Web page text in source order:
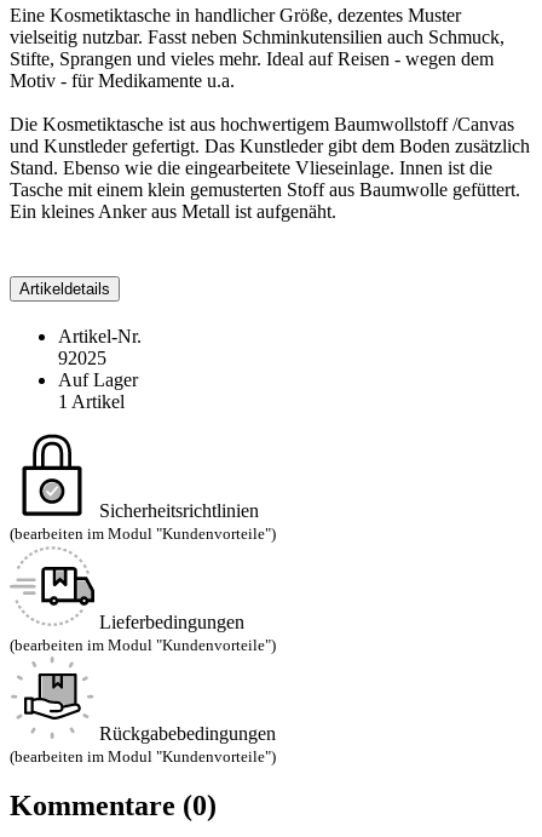
Eine Kosmetiktasche in handlicher Größe, dezentes Muster
vielseitig nutzbar. Fasst neben Schminkutensilien auch Schmuck,
Stifte, Sprangen und vieles mehr. Ideal auf Reisen - wegen dem
Motiv - für Medikamente u.a.
Die Kosmetiktasche ist aus hochwertigem Baumwollstoff /Canvas
und Kunstleder gefertigt. Das Kunstleder gibt dem Boden zusätzlich
Stand. Ebenso wie die eingearbeitete Vlieseinlage. Innen ist die
Tasche mit einem klein gemusterten Stoff aus Baumwolle gefüttert.
Ein kleines Anker aus Metall ist aufgenäht.
Artikeldetails
Artikel-Nr.
92025
Auf Lager
1 Artikel
Sicherheitsrichtlinien
(bearbeiten im Modul "Kundenvorteile")
Lieferbedingungen
(bearbeiten im Modul "Kundenvorteile")
Rückgabebedingungen
(bearbeiten im Modul "Kundenvorteile")
Kommentare (0)